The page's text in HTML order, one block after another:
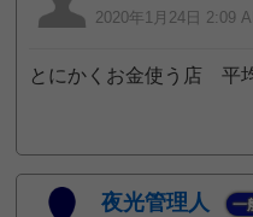
2020年1月24日 2:09
とにかくお金使う店 平
夜光管理人 一